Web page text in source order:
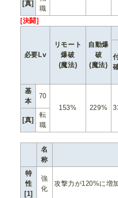
[真]
職
[決闘]
必要Lv
リモート
爆破
(魔法)
自動爆
破
(魔法)
基
本
70
153%
229%
[真]
転
職
名
称
特
性
[1]
強
化
攻撃力が120%に増